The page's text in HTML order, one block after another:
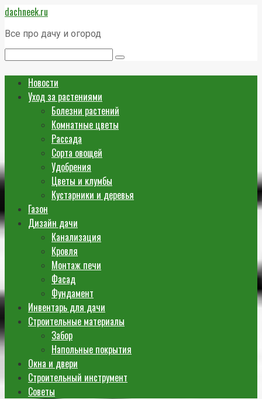
Перейти
к
контенту
dachneek.ru
Все про дачу и огород
Новости
Уход за растениями
Болезни растений
Комнатные цветы
Рассада
Сорта овощей
Удобрения
Цветы и клумбы
Кустарники и деревья
Газон
Дизайн дачи
Канализация
Кровля
Монтаж печи
Фасад
Фундамент
Инвентарь для дачи
Строительные материалы
Забор
Напольные покрытия
Окна и двери
Строительный инструмент
Советы